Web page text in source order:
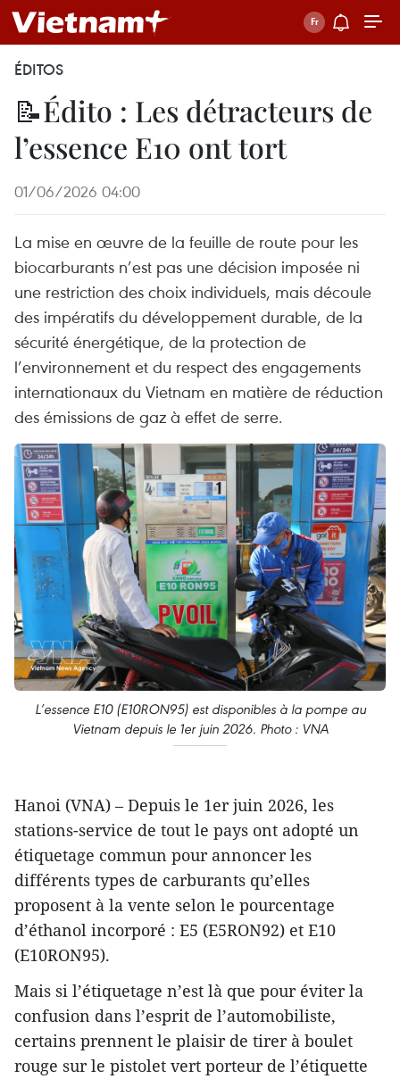
ÉDITOS
📝Édito : Les détracteurs de
l’essence E10 ont tort
01/06/2026 04:00
La mise en œuvre de la feuille de route pour les
biocarburants n’est pas une décision imposée ni
une restriction des choix individuels, mais découle
des impératifs du développement durable, de la
sécurité énergétique, de la protection de
l’environnement et du respect des engagements
internationaux du Vietnam en matière de réduction
des émissions de gaz à effet de serre.
L’essence E10 (E10RON95) est disponibles à la pompe au
Vietnam depuis le 1er juin 2026. Photo : VNA
Hanoi (VNA) – Depuis le 1er juin 2026, les
stations-service de tout le pays ont adopté un
étiquetage commun pour annoncer les
différents types de carburants qu’elles
proposent à la vente selon le pourcentage
d’éthanol incorporé : E5 (E5RON92) et E10
(E10RON95).
Mais si l’étiquetage n’est là que pour éviter la
confusion dans l’esprit de l’automobiliste,
certains prennent le plaisir de tirer à boulet
rouge sur le pistolet vert porteur de l’étiquette